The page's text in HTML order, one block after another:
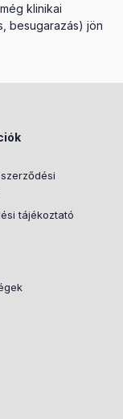
klinikai
besugarazás) jön
tájékoztató